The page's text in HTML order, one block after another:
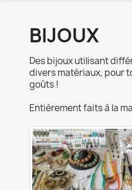
BIJOUX
Des bijoux utilisant
divers matériaux, pour
goûts !
Entièrement faits à la